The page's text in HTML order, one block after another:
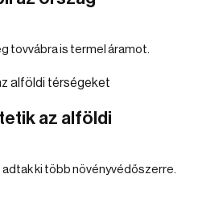
tovvábra is termel áramot.
az alföldi
ki több növényvédőszerre.